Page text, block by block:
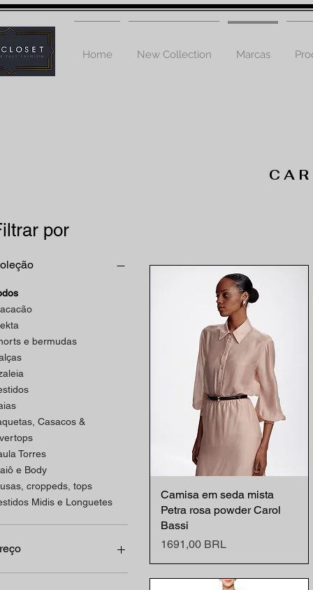
Home New Collection Marcas
por
e bermudas
Casacos &
Torres
e Body
croppeds, tops
Midis e Longuetes
Vista rápida
Camisa em seda mista
Petra rosa powder Carol
Bassi
Precio
1691,00 BRL